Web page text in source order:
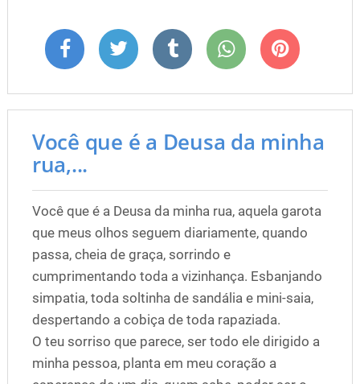
Você que é a Deusa da minha
rua,...
Você que é a Deusa da minha rua, aquela garota
que meus olhos seguem diariamente, quando
passa, cheia de graça, sorrindo e
cumprimentando toda a vizinhança. Esbanjando
simpatia, toda soltinha de sandália e mini-saia,
despertando a cobiça de toda rapaziada.
O teu sorriso que parece, ser todo ele dirigido a
minha pessoa, planta em meu coração a